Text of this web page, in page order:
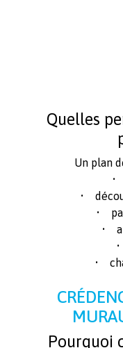
Quelles
Un plan
•
•
•
•
•
Pourquoi